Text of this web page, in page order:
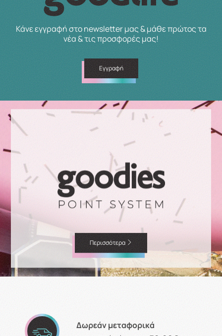
Κάνε εγγραφή στο newsletter μας & μάθε πρώτος τα
νέα & τις προσφορές μας!
Εγγραφή
Περισσότερα
Δωρεάν μεταφορικά